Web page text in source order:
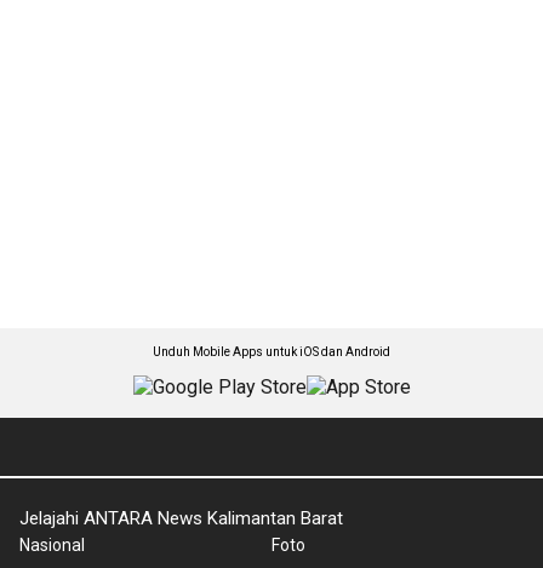
Unduh Mobile Apps untuk iOS dan Android
Jelajahi ANTARA News Kalimantan Barat
Nasional
Foto